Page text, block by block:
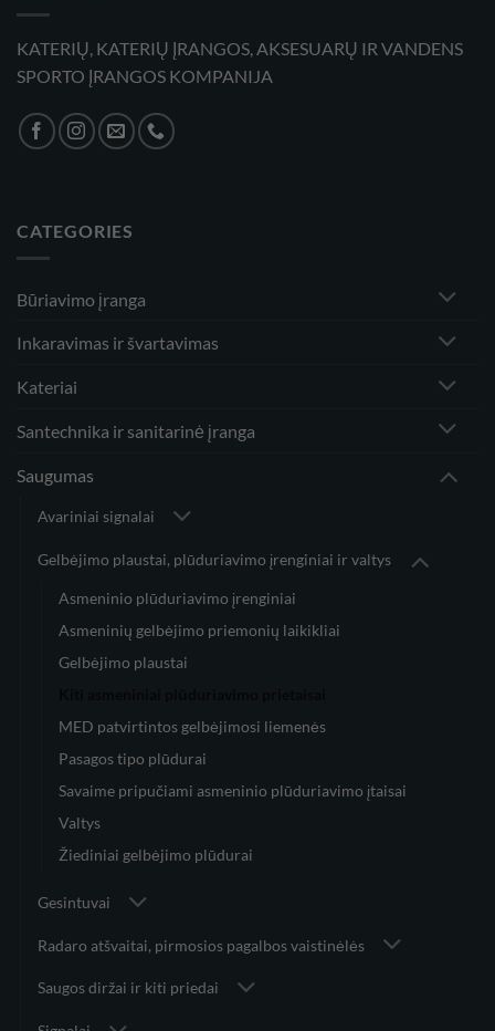
KATERIŲ, KATERIŲ ĮRANGOS, AKSESUARŲ IR VANDENS
SPORTO ĮRANGOS KOMPANIJA
CATEGORIES
Būriavimo įranga
Inkaravimas ir švartavimas
Kateriai
Santechnika ir sanitarinė įranga
Saugumas
Avariniai signalai
Gelbėjimo plaustai, plūduriavimo įrenginiai ir valtys
Asmeninio plūduriavimo įrenginiai
Asmeninių gelbėjimo priemonių laikikliai
Gelbėjimo plaustai
MED patvirtintos gelbėjimosi liemenės
Pasagos tipo plūdurai
Savaime pripučiami asmeninio plūduriavimo įtaisai
Valtys
Žiediniai gelbėjimo plūdurai
Gesintuvai
Radaro atšvaitai, pirmosios pagalbos vaistinėlės
Saugos diržai ir kiti priedai